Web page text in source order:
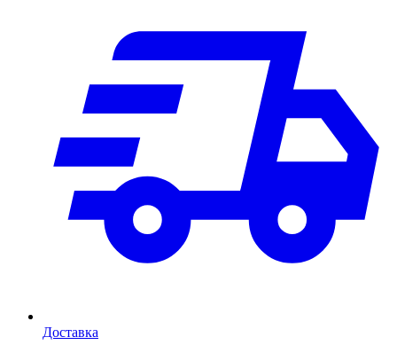
Доставка